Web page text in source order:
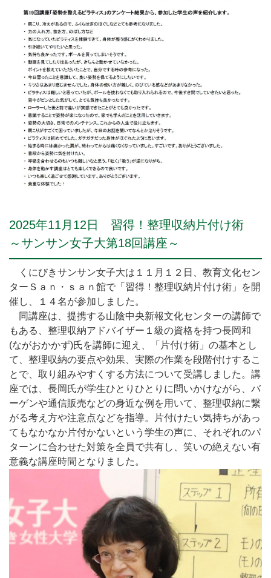
2025年11月12日 習得！整理収納片付け術
～サンサン女子大第18回講座～
くにびきサンサン女子大は１１月１２日、教育文化セン
ターＳａｎ・ｓａｎ館で「習得！整理収納片付け術」を開
催し、１４名が参加しました。
同講座は、提携する山陰中央新報文化センターの講師で
もある、整理収納アドバイザー１級の資格を持つ長岡和
(ながおかかず)氏を講師に迎え、「片付け術」の基本とし
て、整理収納の要点や効果、実際の作業を段階付けするこ
とで、取り組みやすくする方法について受講しました。講
座では、長岡氏が学生ひとりひとりに問いかけながら、バ
ーゲンや通信販売などの身近な例を用いて、整理収納に繋
がる考え方や注意点などを指導。片付けたい気持ちがあっ
てもなかなか片付かないという学生の声に、それぞれのパ
ターンに合わせた対策を全員で共有し、笑いの絶えない有
意義な講座時間となりました。